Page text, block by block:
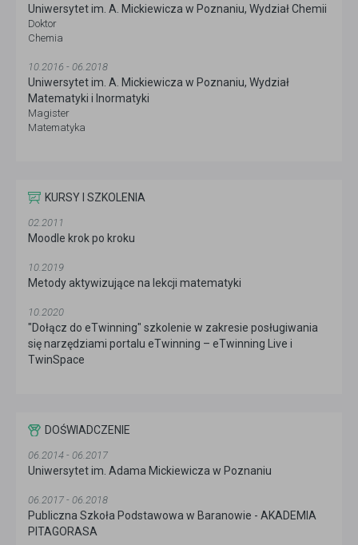
Uniwersytet im. A. Mickiewicza w Poznaniu, Wydział Chemii
Doktor
Chemia
10.2016 - 06.2018
Uniwersytet im. A. Mickiewicza w Poznaniu, Wydział
Matematyki i Inormatyki
Magister
Matematyka
KURSY I SZKOLENIA
02.2011
Moodle krok po kroku
10.2019
Metody aktywizujące na lekcji matematyki
10.2020
"Dołącz do eTwinning" szkolenie w zakresie posługiwania
się narzędziami portalu eTwinning – eTwinning Live i
TwinSpace
DOŚWIADCZENIE
06.2014 - 06.2017
Uniwersytet im. Adama Mickiewicza w Poznaniu
06.2017 - 06.2018
Publiczna Szkoła Podstawowa w Baranowie - AKADEMIA
PITAGORASA